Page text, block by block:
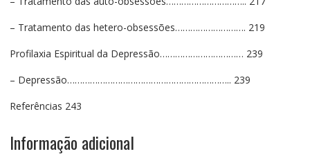
– Tratamento das hetero-obsessões………………………. 219
Profilaxia Espiritual da Depressão…………………………… 239
– Depressão……………………………………………………….. 239
Referências 243
Informação adicional